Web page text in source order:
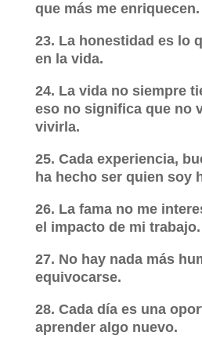
que más me enriquecen.
23. La honestidad es lo
en la vida.
24. La vida no siempre
eso no significa que no
vivirla.
25. Cada experiencia,
ha hecho ser quien soy
26. La fama no me
el impacto de mi trabajo.
27. No hay nada más
equivocarse.
28. Cada día es una
aprender algo nuevo.